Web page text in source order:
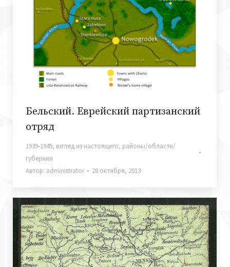
Бельский. Еврейский партизанский
отряд
1939-1945, взгляд из настоящего, районы/области/
губернии
Автор: administrator 28 октября, 2013